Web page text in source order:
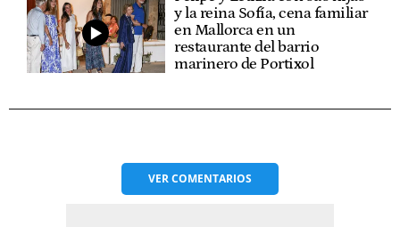
y la reina Sofía, cena familiar
en Mallorca en un
restaurante del barrio
marinero de Portixol
VERCOMENTARIOS